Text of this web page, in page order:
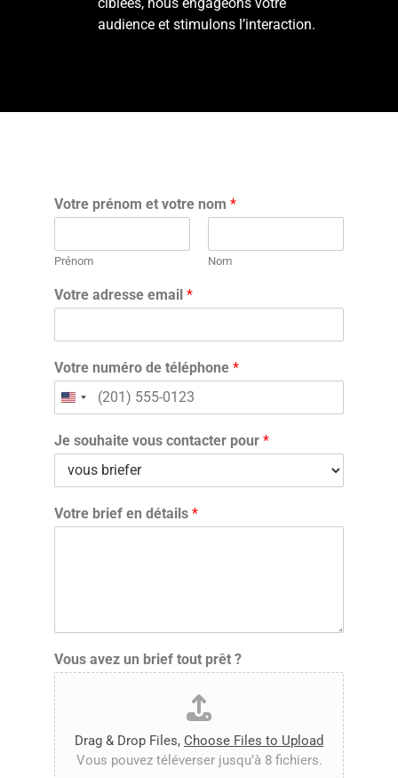
audience et stimulons l’interaction.
Votre prénom et votre nom *
Prénom Nom
Votre adresse email *
Votre numéro de téléphone *
Je souhaite vous contacter pour *
Votre brief en détails *
Vous avez un brief tout prêt ?
Drag & Drop Files, Choose Files to Upload
Vous pouvez téléverser jusqu’à 8 fichiers.